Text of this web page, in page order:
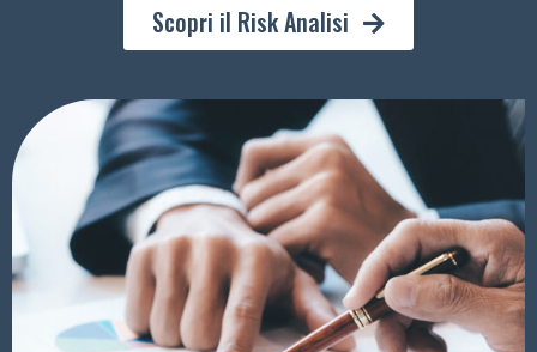
Scopri il Risk Analisi